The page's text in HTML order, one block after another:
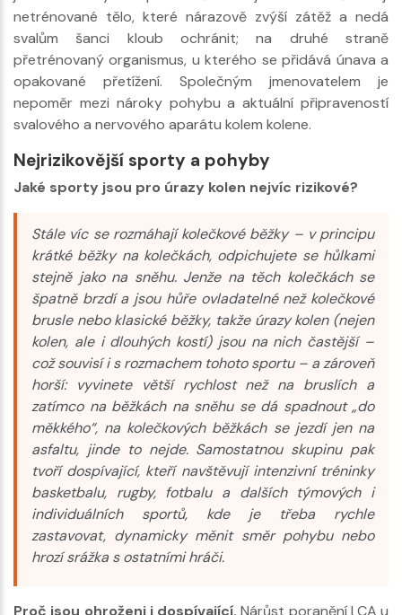
netrénované tělo, které nárazově zvýší zátěž a nedá
svalům šanci kloub ochránit; na druhé straně
přetrénovaný organismus, u kterého se přidává únava a
opakované přetížení. Společným jmenovatelem je
nepoměr mezi nároky pohybu a aktuální připraveností
svalového a nervového aparátu kolem kolene.
Nejrizikovější sporty a pohyby
Jaké sporty jsou pro úrazy kolen nejvíc rizikové?
Stále víc se rozmáhají kolečkové běžky – v principu
krátké běžky na kolečkách, odpichujete se hůlkami
stejně jako na sněhu. Jenže na těch kolečkách se
špatně brzdí a jsou hůře ovladatelné než kolečkové
brusle nebo klasické běžky, takže úrazy kolen (nejen
kolen, ale i dlouhých kostí) jsou na nich častější –
což souvisí i s rozmachem tohoto sportu – a zároveň
horší: vyvinete větší rychlost než na bruslích a
zatímco na běžkách na sněhu se dá spadnout „do
měkkého“, na kolečkových běžkách se jezdí jen na
asfaltu, jinde to nejde. Samostatnou skupinu pak
tvoří dospívající, kteří navštěvují intenzivní tréninky
basketbalu, rugby, fotbalu a dalších týmových i
individuálních sportů, kde je třeba rychle
zastavovat, dynamicky měnit směr pohybu nebo
hrozí srážka s ostatními hráči.
Proč jsou ohroženi i dospívající. Nárůst poranění LCA u